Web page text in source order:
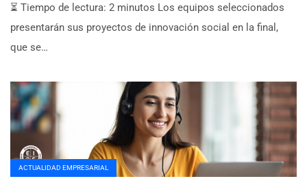
⏳ Tiempo de lectura: 2 minutos Los equipos seleccionados
presentarán sus proyectos de innovación social en la final,
que se…
ACTUALIDAD EMPRESARIAL